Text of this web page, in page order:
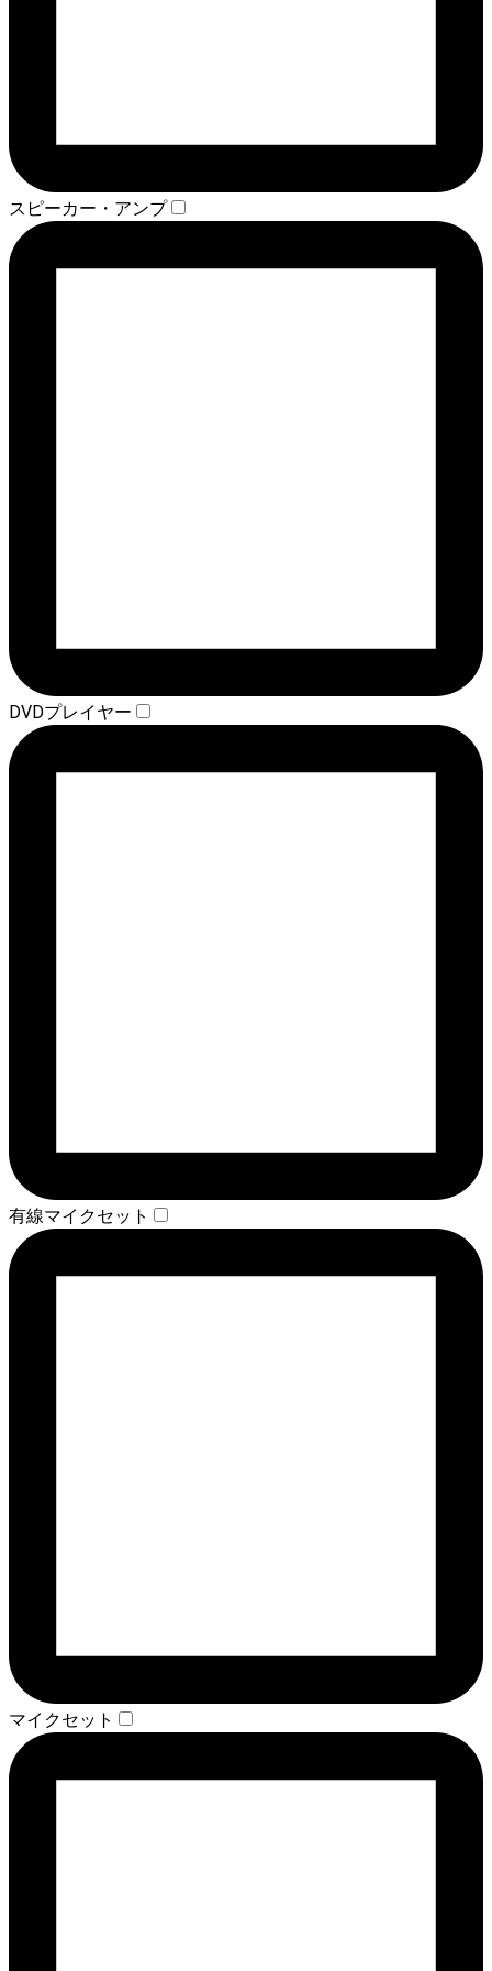
スピーカー・アンプ
DVDプレイヤー
有線マイクセット
マイクセット